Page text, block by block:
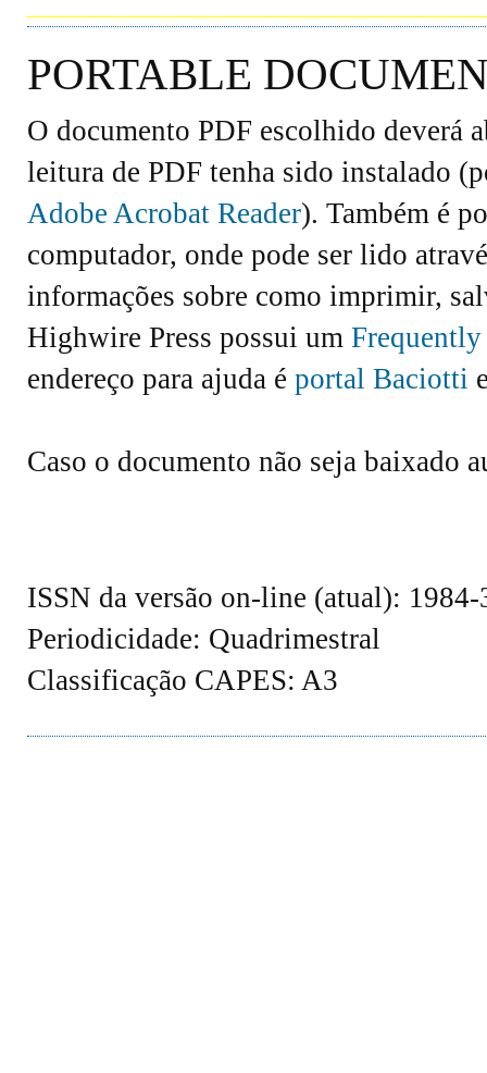
PORTABLE
O documento PDF escolhido deverá
leitura de PDF tenha sido instalado
Adobe Acrobat Reader). Também é
computador, onde pode ser lido
informações sobre como imprimir,
Highwire Press possui um
endereço para ajuda é portal Baciotti
Caso o documento não seja baixado
ISSN da versão on-line (atual): 1984-
Periodicidade: Quadrimestral
Classificação CAPES: A3